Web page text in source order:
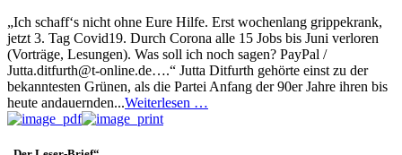
„Ich schaff‘s nicht ohne Eure Hilfe. Erst wochenlang grippekrank,
jetzt 3. Tag Covid19. Durch Corona alle 15 Jobs bis Juni verloren
(Vorträge, Lesungen). Was soll ich noch sagen? PayPal /
Jutta.ditfurth@t-online.de….“ Jutta Ditfurth gehörte einst zu der
bekanntesten Grünen, als die Partei Anfang der 90er Jahre ihren bis
heute andauernden...Weiterlesen …